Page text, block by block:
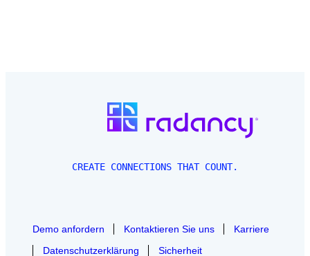
CREATE CONNECTIONS THAT COUNT.
Demo anfordern Kontaktieren Sie uns
Karriere
Datenschutzerklärung
Sicherheit